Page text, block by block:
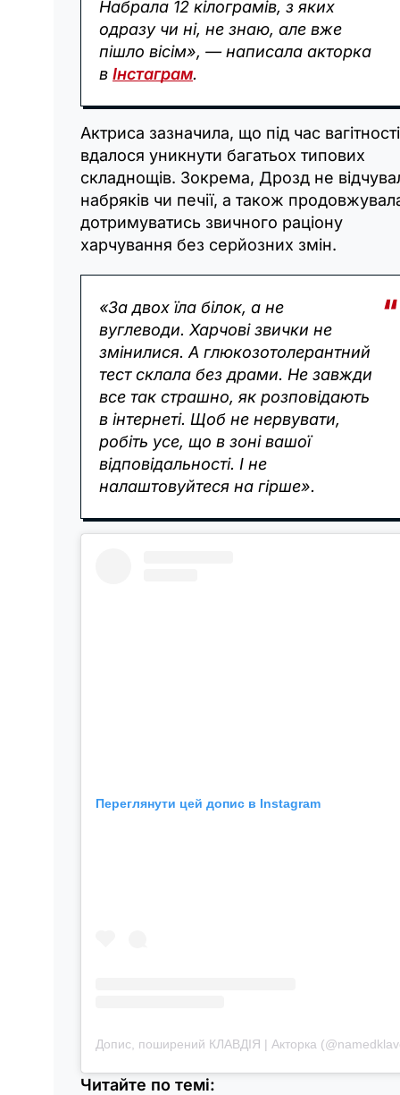
Набрала 12 кілограмів, з яких
одразу чи ні, не знаю, але вже
пішло вісім», — написала акторка
в Інстаграм.
Актриса зазначила, що під час вагітності
вдалося уникнути багатьох типових
складнощів. Зокрема, Дрозд не
набряків чи печії, а також
дотримуватись звичного раціону
харчування без серйозних змін.
«За двох їла білок, а не
вуглеводи. Харчові звички не
змінилися. А глюкозотолерантний
тест склала без драми. Не завжди
все так страшно, як розповідають
в інтернеті. Щоб не нервувати,
робіть усе, що в зоні вашої
відповідальності. І не
налаштовуйтеся на гірше».
Переглянути цей допис в Instagram
Допис, поширений КЛАВДІЯ | Акторка
Читайте по темі: